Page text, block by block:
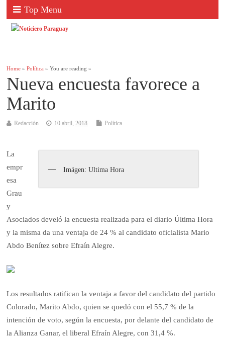
Top Menu
Home »Política » You are reading »
Nueva encuesta favorece a
Marito
Redacción 10 abril, 2018 Política
Imágen: Ultima Hora
La
empr
esa
Grau
y
Asociados develó la encuesta realizada para el diario Última Hora
y la misma da una ventaja de 24 % al candidato oficialista Mario
Abdo Benítez sobre Efraín Alegre.
Los resultados ratifican la ventaja a favor del candidato del partido
Colorado, Marito Abdo, quien se quedó con el 55,7 % de la
intención de voto, según la encuesta, por delante del candidato de
la Alianza Ganar, el liberal Efraín Alegre, con 31,4 %.